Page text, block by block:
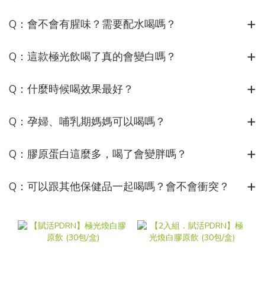
Q：會不會有腥味？需要配水喝嗎？
Q：這款極光飲喝了真的會變白嗎？
Q：什麼時候喝效果最好？
Q：孕婦、哺乳期媽媽可以喝嗎？
Q：膠原蛋白這麼多，喝了會變胖嗎？
Q：可以跟其他保健品一起喝嗎？會不會衝突？